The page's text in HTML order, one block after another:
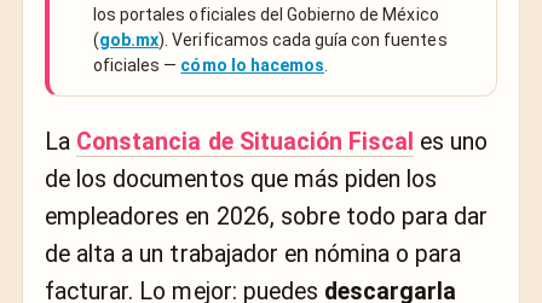
los portales oficiales del Gobierno de México
(gob.mx). Verificamos cada guía con fuentes
oficiales — cómo lo hacemos
La Constancia de Situación Fiscal es uno
de los documentos que más piden los
empleadores en 2026, sobre todo para dar
de alta a un trabajador en nómina o para
facturar. Lo mejor: puedes descargarla